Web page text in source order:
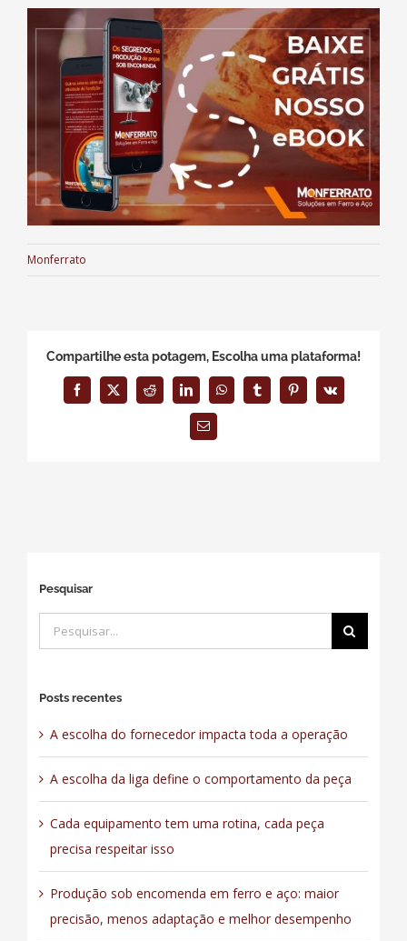
Monferrato
Compartilhe esta potagem, Escolha uma plataforma!
Facebook
X Reddit LinkedInWhatsAppTumblrPinterest
Vk
E-
mail
Pesquisar
Buscar
resultados
Posts recentes
A escolha do fornecedor impacta toda a operação
A escolha da liga define o comportamento da peça
Cada equipamento tem uma rotina, cada peça
precisa respeitar isso
Produção sob encomenda em ferro e aço: maior
precisão, menos adaptação e melhor desempenho